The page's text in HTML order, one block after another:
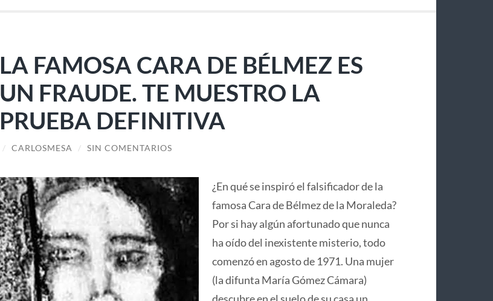
LA FAMOSA CARA DE BÉLMEZ ES
UN FRAUDE. TE MUESTRO LA
PRUEBA DEFINITIVA
/ CARLOSMESA / SIN COMENTARIOS
¿En qué se inspiró el falsificador de la
famosa Cara de Bélmez de la Moraleda?
Por si hay algún afortunado que nunca
ha oído del inexistente misterio, todo
comenzó en agosto de 1971. Una mujer
(la difunta María Gómez Cámara)